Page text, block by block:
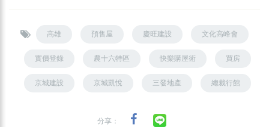
高雄 預售屋 慶旺建設 文化高峰會
實價登錄 農十六特區 快樂購屋術 買房
京城建設 京城凱悅 三發地產 總裁行館
分享：